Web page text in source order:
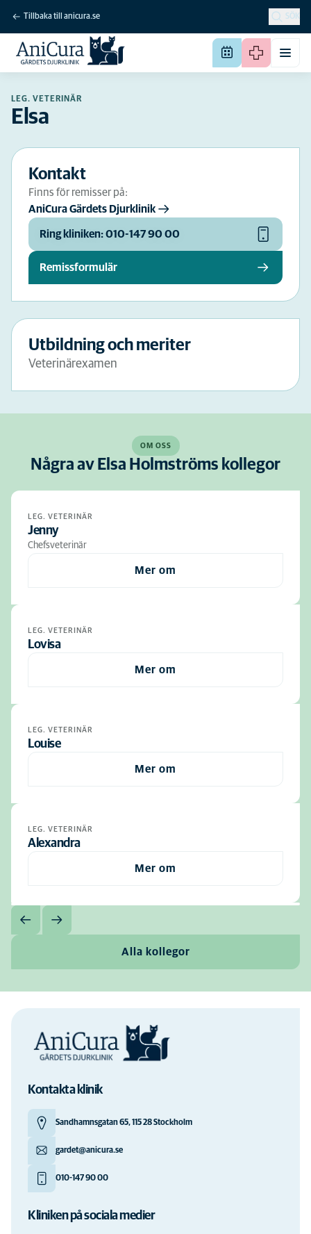
Tillbaka till anicura.se SÖK
LEG. VETERINÄR
Elsa
Kontakt
Finns för remisser på:
AniCura Gärdets Djurklinik
Ring kliniken: 010-147 90 00
Remissformulär
Utbildning och meriter
Veterinärexamen
OM OSS
Några av Elsa Holmströms kollegor
LEG. VETERINÄR
Jenny
Chefsveterinär
Mer om
LEG. VETERINÄR
Lovisa
Mer om
LEG. VETERINÄR
Louise
Mer om
LEG. VETERINÄR
Alexandra
Mer om
Alla kollegor
Kontakta klinik
Sandhamnsgatan 65, 115 28 Stockholm
gardet@anicura.se
010-147 90 00
Kliniken på sociala medier